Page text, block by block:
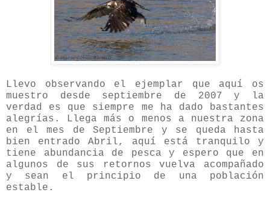
Llevo observando el ejemplar que aquí os
muestro desde septiembre de 2007 y la
verdad es que siempre me ha dado bastantes
alegrías. Llega más o menos a nuestra zona
en el mes de Septiembre y se queda hasta
bien entrado Abril, aquí está tranquilo y
tiene abundancia de pesca y espero que en
algunos de sus retornos vuelva acompañado
y sean el principio de una población
estable.